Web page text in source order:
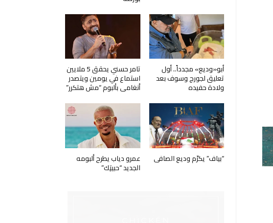
أبو«وديع» مجدداً.. أول
تعليق لجورج وسوف بعد
ولادة حفيده
تامر حسني يحقق 5 ملايين
استماع في يومين ويتصدر
أنغامي بألبوم “مش هتكرر”
“بياف” يكرّم وديع الصافي عمرو دياب يطرح ألبومه
الجديد “حبيتِك”